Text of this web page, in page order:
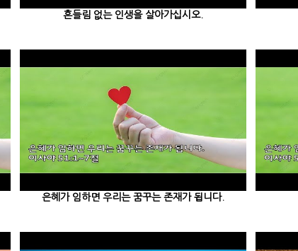
흔들림 없는 인생을 살아가십시오.
은혜가 임하면 우리는 꿈꾸는 존재가 됩니다.